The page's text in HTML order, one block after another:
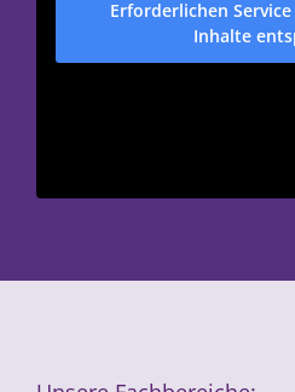
Erforderlichen
Inhalte